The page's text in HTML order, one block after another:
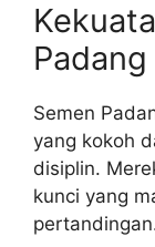
Padang
Semen
yang kokoh
disiplin.
kunci yang